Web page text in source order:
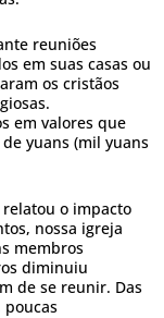
reuniões
em suas casas ou
os cristãos
em valores que
yuans (mil yuans
relatou o impacto
nossa igreja
membros
diminuiu
de se reunir. Das
poucas